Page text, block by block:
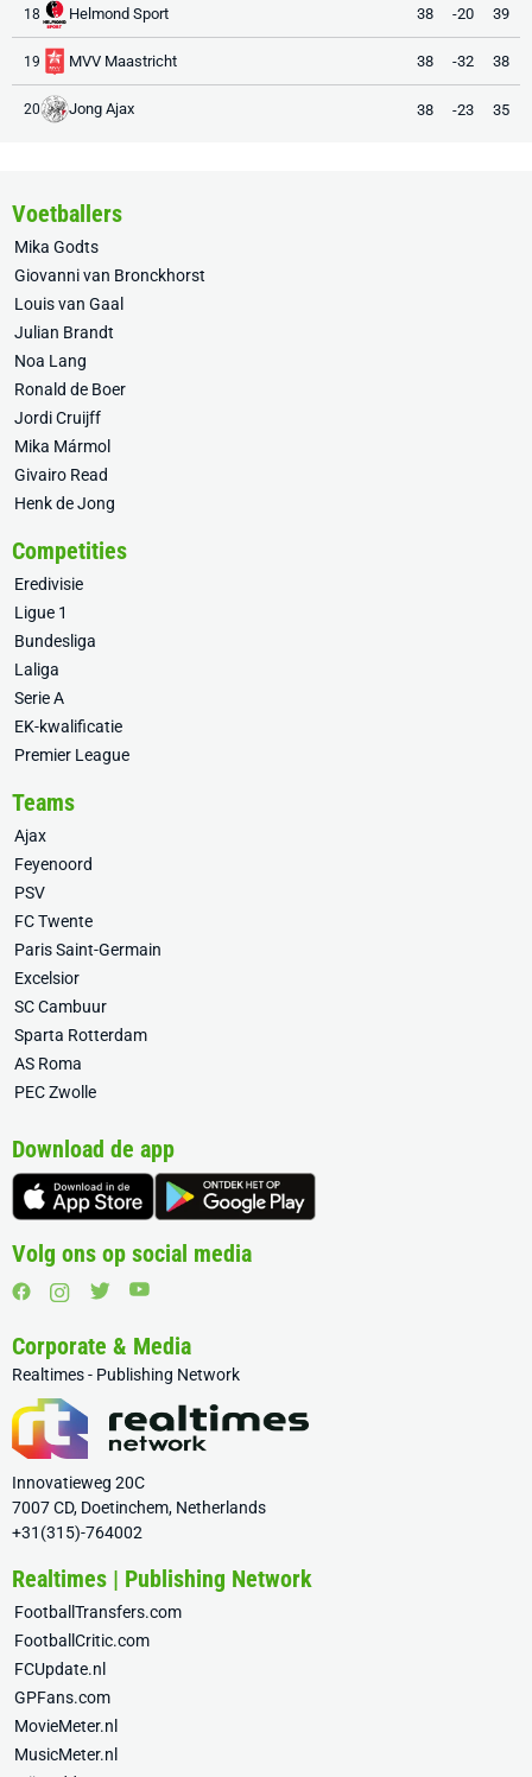
18 Helmond Sport 38 -20 39
19 MVV Maastricht 38 -32 38
20 Jong Ajax 38 -23 35
Voetballers
Mika Godts
Giovanni van Bronckhorst
Louis van Gaal
Julian Brandt
Noa Lang
Ronald de Boer
Jordi Cruijff
Mika Mármol
Givairo Read
Henk de Jong
Competities
Eredivisie
Ligue 1
Bundesliga
Laliga
Serie A
EK-kwalificatie
Premier League
Teams
Ajax
Feyenoord
PSV
FC Twente
Paris Saint-Germain
Excelsior
SC Cambuur
Sparta Rotterdam
AS Roma
PEC Zwolle
Download de app
Volg ons op social media
Corporate & Media
Realtimes - Publishing Network
Innovatieweg 20C
7007 CD, Doetinchem, Netherlands
+31(315)-764002
Realtimes | Publishing Network
FootballTransfers.com
FootballCritic.com
FCUpdate.nl
GPFans.com
MovieMeter.nl
MusicMeter.nl